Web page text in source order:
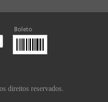
direitos reservados.